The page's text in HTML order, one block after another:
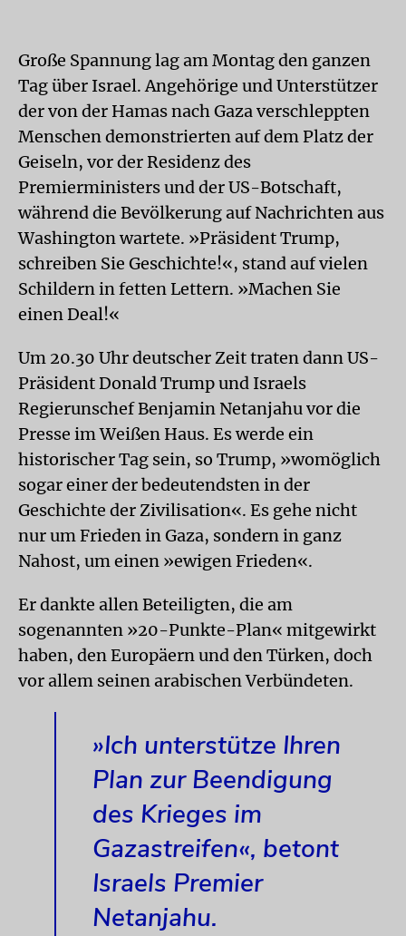
Große Spannung lag am Montag den ganzen
Tag über Israel. Angehörige und Unterstützer
der von der Hamas nach Gaza verschleppten
Menschen demonstrierten auf dem Platz der
Geiseln, vor der Residenz des
Premierministers und der US-Botschaft,
während die Bevölkerung auf Nachrichten aus
Washington wartete. »Präsident Trump,
schreiben Sie Geschichte!«, stand auf vielen
Schildern in fetten Lettern. »Machen Sie
einen Deal!«
Um 20.30 Uhr deutscher Zeit traten dann US-
Präsident Donald Trump und Israels
Regierunschef Benjamin Netanjahu vor die
Presse im Weißen Haus. Es werde ein
historischer Tag sein, so Trump, »womöglich
sogar einer der bedeutendsten in der
Geschichte der Zivilisation«. Es gehe nicht
nur um Frieden in Gaza, sondern in ganz
Nahost, um einen »ewigen Frieden«.
Er dankte allen Beteiligten, die am
sogenannten »20-Punkte-Plan« mitgewirkt
haben, den Europäern und den Türken, doch
vor allem seinen arabischen Verbündeten.
»Ich unterstütze Ihren
Plan zur Beendigung
des Krieges im
Gazastreifen«, betont
Israels Premier
Netanjahu.